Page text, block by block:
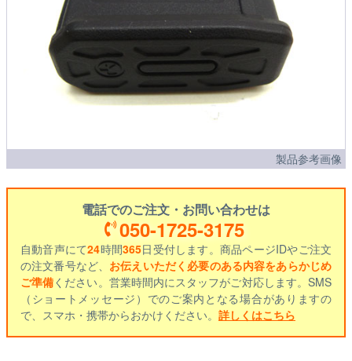
製品参考画像
電話でのご注文・お問い合わせは
050-1725-3175
自動音声にて24時間365日受付します。商品ページIDやご注文
の注文番号など、 お伝えいただく必要のある内容をあらかじめ
ご準備ください。営業時間内にスタッフがご対応します。SMS
（ショートメッセージ）でのご案内となる場合がありますの
で、スマホ・携帯からおかけください。 詳しくはこちら